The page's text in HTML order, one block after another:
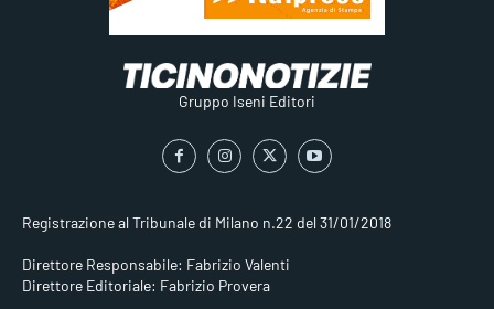
Gruppo Iseni Editori
Registrazione al Tribunale di Milano n.22 del 31/01/2018
Direttore Responsabile: Fabrizio Valenti
Direttore Editoriale: Fabrizio Provera